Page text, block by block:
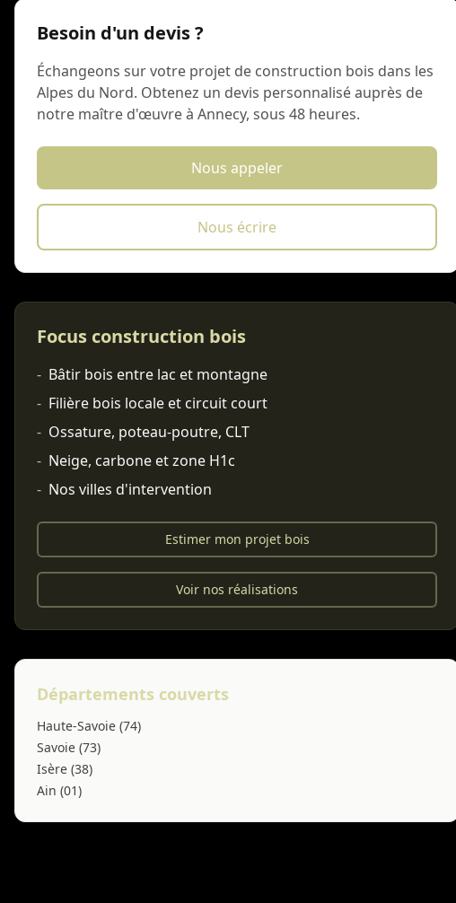
Besoin d'un devis ?
Échangeons sur votre projet de construction bois dans les
Alpes du Nord. Obtenez un devis personnalisé auprès de
notre maître d'œuvre à Annecy, sous 48 heures.
Nous appeler
Nous écrire
Focus construction bois
- Bâtir bois entre lac et montagne
- Filière bois locale et circuit court
- Ossature, poteau-poutre, CLT
- Neige, carbone et zone H1c
- Nos villes d'intervention
Estimer mon projet bois
Voir nos réalisations
Départements couverts
Haute-Savoie (74)
Savoie (73)
Isère (38)
Ain (01)